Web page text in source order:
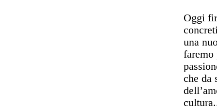
Oggi
una
faremo
che da